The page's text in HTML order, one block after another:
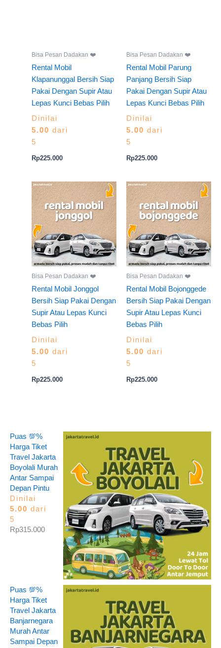
Bisa Pesan Dadakan ❤️
Rental Mobil
Klapanunggal Bersih Siap
Pakai Dengan Supir Atau
Lepas Kunci Bebas Pilih
Dinilai
5.00 dari
5
Rp225.000
Bisa Pesan Dadakan ❤️
Rental Mobil Parung
Panjang Bersih Siap
Pakai Dengan Supir Atau
Lepas Kunci Bebas Pilih
Dinilai
5.00 dari
5
Rp225.000
Bisa Pesan Dadakan ❤️
Rental Mobil Jonggol
Bersih Siap Pakai Dengan
Supir Atau Lepas Kunci
Bebas Pilih
Dinilai
5.00 dari
5
Rp225.000
Bisa Pesan Dadakan ❤️
Rental Mobil Bojonggede
Bersih Siap Pakai Dengan
Supir Atau Lepas Kunci
Bebas Pilih
Dinilai
5.00 dari
5
Rp225.000
Puas 💯%
Harga Tiket
Travel Jakarta
Boyolali Murah
Antar Sampai
Depan Pintu
Dinilai
5.00 dari
5
Rp315.000
Puas 💯%
Harga Tiket
Travel Jakarta
Banjarnegara
Murah Antar
Sampai Depan